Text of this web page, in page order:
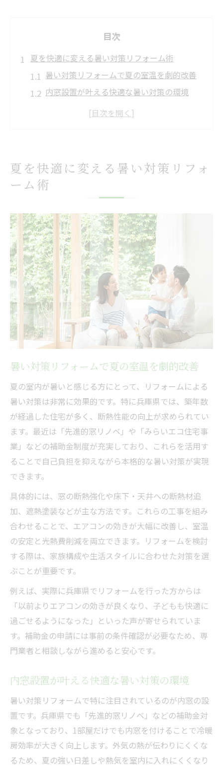
目次
夏を快適に変える暑い対策リフォーム術
暑い対策リフォームで夏の室温を劇的改善
内窓設置が叶える快適な暑い対策の環境
断熱材追加で暑い対策を強化するコツ
省エネ生活に役立つ暑い対策の実践例
暑い対策でエアコン効率アップの実体験
窓リノベが省エネに直結する暑い対策
暮らしに役立つ暑い対策の具体的アイデア
断熱工事で実感する省エネ暑い対策の効果
暑い対策リフォームで光熱費を賢く節約
築年数が古い家の暑い対策リフォーム案内
築年数が古い家に最適な暑い対策リフォー
ム
暑い対策が必要な古い家の断熱ポイント
築40年の家に効果的な暑い対策の進め方
暑い対策で古い家の快適さを取り戻す方法
内窓と断熱材で築古住宅の暑い対策を強化
断熱工事が導く暑い対策と快適な生活
暑い対策で天井や床下の断熱を徹底解説
内窓と断熱材追加で暑い対策の効果を最大
化
断熱工事に強い暑い対策リフォームの流れ
補助金でお得に進める暑い対策リフォーム計画
暑い対策リフォームは補助金活用が決め手
補助金対象の暑い対策工事と選び方のコツ
暑い対策で省エネ補助金を賢く利用する方
法
補助金で叶える暑い対策リフォームの進め
方
暑い対策リフォームと補助金最新情報まと
め
申請時期が重要な最新暑い対策補助金の活用法
暑い対策補助金は申請時期が成否のカギ
最新の暑い対策補助金情報を早めにチェッ
暑い対策で補助金申請を成功させるポイン
ト
補助金申請時期を逃さない暑い対策の秘訣
暑い対策リフォームと補助金の賢い申請手
夏を快適に変える暑い対策リフォ
ーム術
暑い対策リフォームで夏の室温を劇的改善
夏の室内が暑いと感じる方にとって、リフォームによる
暑い対策は非常に効果的です。特に兵庫県では、築年数
が経過した住宅が多く、断熱性能の向上が求められてい
ます。最近は「先進的窓リノベ」や「みらいエコ住宅事
業」などの補助金制度が充実しており、これらを活用す
ることで自己負担を抑えながら本格的な暑い対策が実現
できます。
具体的には、窓の断熱強化や床下・天井への断熱材追
加、遮熱塗装などが主な方法です。これらの工事を組み
合わせることで、エアコンの効きが大幅に改善し、室温
の安定と光熱費削減を両立できます。リフォームを検討
する際は、家族構成や生活スタイルに合わせた対策を選
ぶことが重要です。
例えば、実際に兵庫県でリフォームを行った方からは
「以前よりエアコンの効きが良くなり、子どもも快適に
過ごせるようになった」といった声が寄せられていま
す。補助金の申請には事前の条件確認が必要なため、専
門業者と相談しながら進めると安心です。
内窓設置が叶える快適な暑い対策の環境
暑い対策リフォームで特に注目されているのが内窓の設
置です。兵庫県でも「先進的窓リノベ」などの補助金対
象となっており、1部屋だけでも内窓を付けることで冷暖
房効率が大きく向上します。外気の熱が伝わりにくくな
るため、夏の強い日差しや熱気を室内に入れにくくなり